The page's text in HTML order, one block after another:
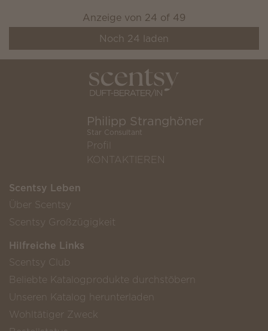
Anzeige von 24 of 49
Noch 24 laden
Philipp Stranghöner
Star Consultant
Profil
KONTAKTIEREN
Scentsy Leben
Über Scentsy
Scentsy Großzügigkeit
Hilfreiche Links
Scentsy Club
Beliebte Katalogprodukte durchstöbern
Unseren Katalog herunterladen
Wohltätiger Zweck